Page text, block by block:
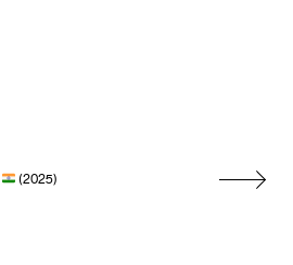
(2025)